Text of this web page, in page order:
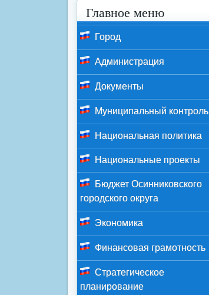
Главное меню
Город
Администрация
Документы
Муниципальный контроль
Национальная политика
Национальные проекты
Бюджет Осинниковского
городского округа
Экономика
Финансовая грамотность
Стратегическое
планирование